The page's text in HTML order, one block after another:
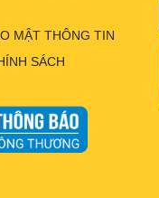
MẬT THÔNG TIN
SÁCH